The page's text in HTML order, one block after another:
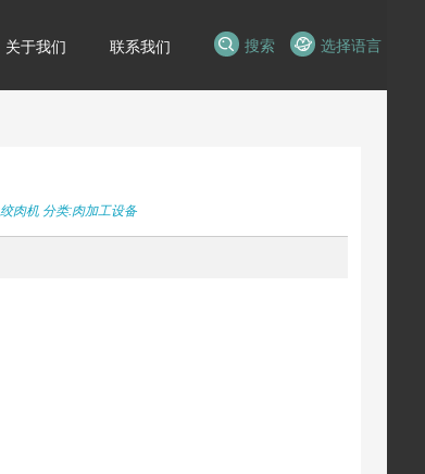
搜索 选择语言
关于我们 联系我们
绞肉机分类:肉加工设备